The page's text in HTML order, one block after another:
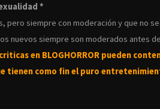
*
pero siempre con moderación y que no
nuevos siempre son moderados antes
en BLOGHORROR pueden
tienen como fin el puro